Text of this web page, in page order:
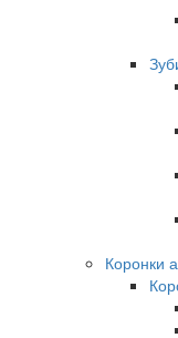
Коронки